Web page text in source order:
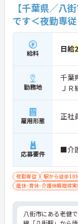
【千葉県／八
です＜夜勤専
給料 日給
勤務地
千葉
Ｊ
雇用形態 正社
応募要件 ■介
夜勤専従 駅から徒歩10
産休･育休･介護休暇取得実
八街市にある老健